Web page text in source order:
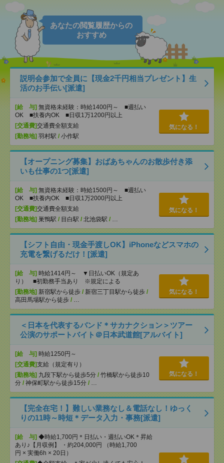
あなたの閲覧履歴からの
おすすめ
説明会参加で全員に【現金2千円相当プレゼント】生
活のお手伝い[派遣]
[給 与] 無資格未経験：時給1400円～ ■週払い
OK ■扶養内OK ■日収1万1200円以上
[交通費]交通費全額支給
[勤務地] 羽村駅 / 小作駅
気になる！
【オープニング募集】おばあちゃんのお散歩付き添
いも仕事の1つ[派遣]
[給 与] 無資格未経験：時給1500円～ ■週払い
OK ■扶養内OK ■日収1万2000円以上
[交通費]交通費全額支給
[勤務地] 巣鴨駅 / 目白駅 / 北池袋駅 / …
気になる！
【シフト自由・現金手渡しOK】iPhoneなどスマホの
充電を繋げるだけ！[派遣]
[給 与] 時給1414円～ ▼日払いOK（規定あ
り） ■初勤務手当あり ※規定による
[勤務地] 新宿駅から徒歩 / 新宿三丁目駅から徒歩 /
高田馬場駅から徒歩 / …
気になる！
＜日本を代表するバンド＊サカナクション＞ツアー
公演のサポートバイト＠日本武道館[アルバイト]
[給 与] 時給1250円～
[交通費]支給（規定有り）
[勤務地] 九段下駅から徒歩5分 / 竹橋駅から徒歩10
分 / 神保町駅から徒歩15分 / …
気になる！
【完全在宅！】難しい業務なし＆電話なし！ゆっく
りの11時～時短＊データ入力・事務[派遣]
[給 与] ◆時給1,700円＊日払い・週払いOK＊昇給
あり♪【月収例】 ・約204,000円 （時給1,700
円 × 実働6h × 20日）